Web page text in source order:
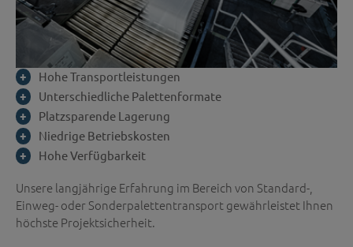
Hohe Transportleistungen
Unterschiedliche Palettenformate
Platzsparende Lagerung
Niedrige Betriebskosten
Hohe Verfügbarkeit
Unsere langjährige Erfahrung im Bereich von Standard-,
Einweg- oder Sonderpalettentransport gewährleistet Ihnen
höchste Projektsicherheit.